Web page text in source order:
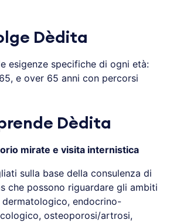
Dèdita
esigenze specifiche di ogni età:
e over 65 anni con percorsi
Dèdita
mirate e visita internistica
sulla base della consulenza di
che possono riguardare gli ambiti
endocrino-
osteoporosi/artrosi,